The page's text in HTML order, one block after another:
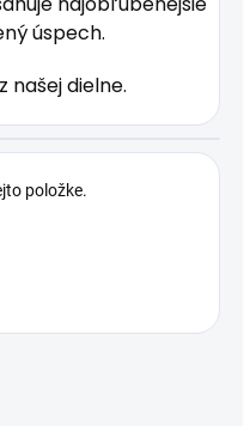
úspech.
z našej dielne.
položke.